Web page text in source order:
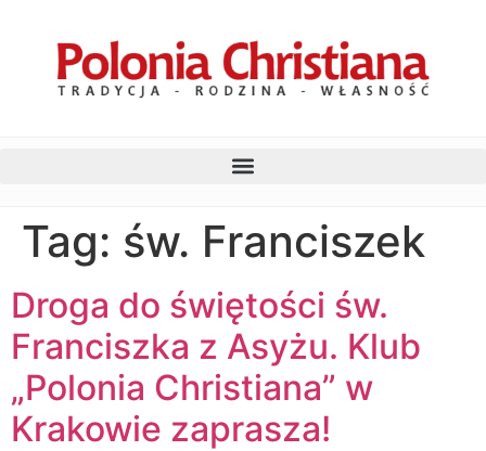
Tag: św. Franciszek
Droga do świętości św.
Franciszka z Asyżu. Klub
„Polonia Christiana” w
Krakowie zaprasza!